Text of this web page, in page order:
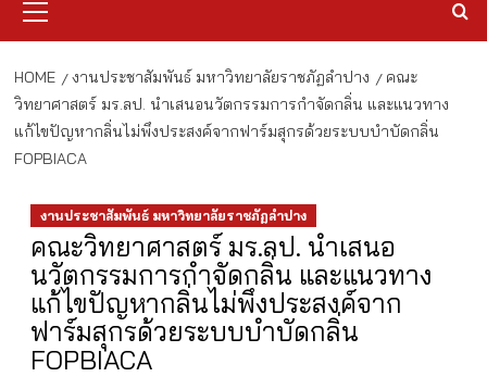
Menu
HOME งานประชาสัมพันธ์ มหาวิทยาลัยราชภัฏลำปาง
คณะ
วิทยาศาสตร์ มร.ลป. นำเสนอนวัตกรรมการกำจัดกลิ่น และแนวทาง
แก้ไขปัญหากลิ่นไม่พึงประสงค์จากฟาร์มสุกรด้วยระบบบำบัดกลิ่น
FOPBIACA
งานประชาสัมพันธ์ มหาวิทยาลัยราชภัฏลำปาง
คณะวิทยาศาสตร์ มร.ลป. นำเสนอ
นวัตกรรมการกำจัดกลิ่น และแนวทาง
แก้ไขปัญหากลิ่นไม่พึงประสงค์จาก
ฟาร์มสุกรด้วยระบบบำบัดกลิ่น
FOPBIACA